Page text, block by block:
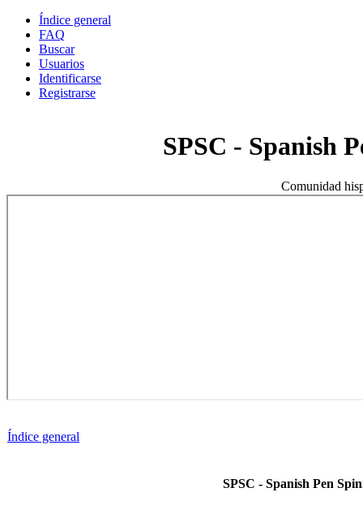
Índice general
FAQ
Buscar
Usuarios
Identificarse
Registrarse
SPSC - Spanish
Comunidad
Índice general
SPSC - Spanish Pen